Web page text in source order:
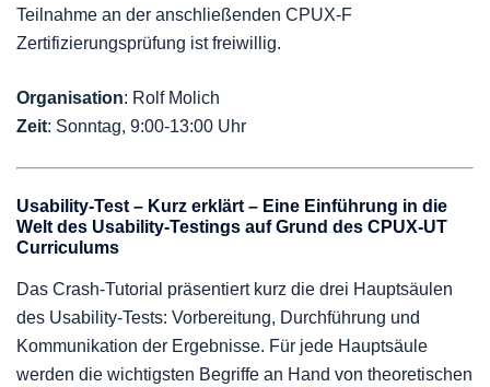
Teilnahme an der anschließenden CPUX-F
Zertifizierungsprüfung ist freiwillig.
Organisation: Rolf Molich
Zeit: Sonntag, 9:00-13:00 Uhr
Usability-Test – Kurz erklärt – Eine Einführung in die
Welt des Usability-Testings auf Grund des CPUX-UT
Curriculums
Das Crash-Tutorial präsentiert kurz die drei Hauptsäulen
des Usability-Tests: Vorbereitung, Durchführung und
Kommunikation der Ergebnisse. Für jede Hauptsäule
werden die wichtigsten Begriffe an Hand von theoretischen